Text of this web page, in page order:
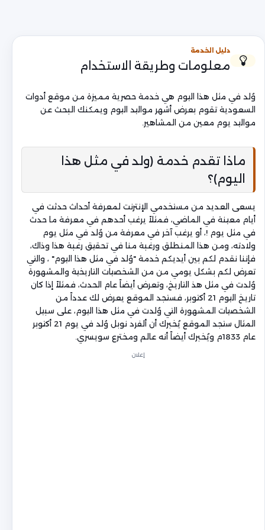
دليل الخدمة
معلومات وطريقة الاستخدام
وُلد في مثل هذا اليوم هي خدمة حصرية مميزة من موقع أدوات
السعودية تقوم بعرض أشهر مواليد اليوم ويمكنك البحث عن
مواليد يوم معين من المشاهير.
ماذا تقدم خدمة (ولد في مثل هذا
اليوم)؟
يسعى العديد من مستخدمي الإنترنت لمعرفة أحداث حدثت في
أيام معينة في الماضي، فمثلاً يرغب أحدهم في معرفة ما حدث
في مثل يوم !، أو يرغب آخر في معرفة من وُلد في مثل يوم
ولادته، ومن هذا المنطلق ورغبة منا في تحقيق رغبة هذا وذاك،
فإننا نقدم لكم بين أيديكم خدمة "وُلد في مثل هذا اليوم" ، والتي
تعرض لكم بشكل يومي من من الشخصيات التاريخية والمشهورة
وُلدت في مثل هذ التاريخ، وتعرض أيضاً عام الحدث، فمثلاً إذا كان
تاريخ اليوم 21 أكتوبر، فستجد الموقع يعرض لك عدداً من
الشخصيات المشهورة التي وُلدت في مثل هذا اليوم، على سبيل
المثال ستجد الموقع يُخبرك أن ألفرد نوبل وُلد في يوم 21 أكتوبر
عام 1833م ويُخبرك أيضاً أنه عالم ومخترع سويسري.
إعلان